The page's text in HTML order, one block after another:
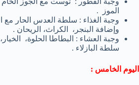
الموز .
وجبة الغذاء : سلطة العدس الحار مع
وإضافة البنجر، الكراث، الريحان .
وجبة العشاء : البطاطا الحلوة، الخيار،
سلطة البازلاء .
اليوم الخامس :